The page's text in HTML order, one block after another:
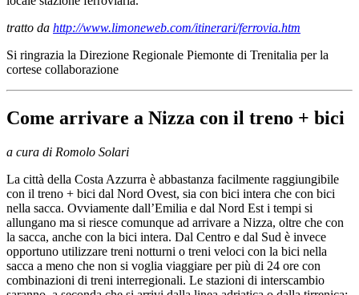
tratto da http://www.limoneweb.com/itinerari/ferrovia.htm
Si ringrazia la Direzione Regionale Piemonte di Trenitalia per la
cortese collaborazione
Come arrivare a Nizza con il treno + bici
a cura di Romolo Solari
La città della Costa Azzurra è abbastanza facilmente raggiungibile
con il treno + bici dal Nord Ovest, sia con bici intera che con bici
nella sacca. Ovviamente dall’Emilia e dal Nord Est i tempi si
allungano ma si riesce comunque ad arrivare a Nizza, oltre che con
la sacca, anche con la bici intera. Dal Centro e dal Sud è invece
opportuno utilizzare treni notturni o treni veloci con la bici nella
sacca a meno che non si voglia viaggiare per più di 24 ore con
combinazioni di treni interregionali. Le stazioni di interscambio